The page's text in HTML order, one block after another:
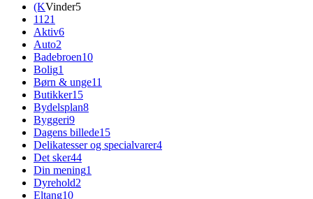
(KVinder5
1121
Aktiv6
Auto2
Badebroen10
Bolig1
Børn & unge11
Butikker15
Bydelsplan8
Byggeri9
Dagens billede15
Delikatesser og specialvarer4
Det sker44
Din mening1
Dyrehold2
Eltang10